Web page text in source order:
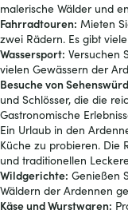
malerische Wälder und
Fahrradtouren: Mieten
zwei Rädern. Es gibt
Wassersport: Versuchen
vielen Gewässern der
Besuche von
und Schlösser, die die
Gastronomische
Ein Urlaub in den
Küche zu probieren. Die
und traditionellen
Wildgerichte: Genießen
Wäldern der Ardennen
Käse und Wurstwaren: